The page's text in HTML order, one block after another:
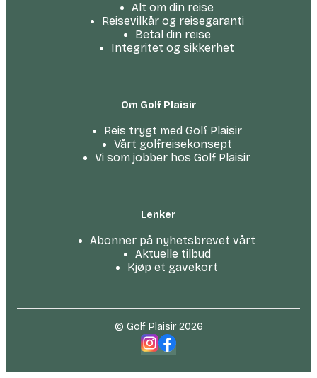
Alt om din reise
Reisevilkår og reisegaranti
Betal din reise
Integritet og sikkerhet
Om Golf Plaisir
Reis trygt med Golf Plaisir
Vårt golfreise­konsept
Vi som jobber hos Golf Plaisir
Lenker
Abonner på nyhetsbrevet vårt
Aktuelle tilbud
Kjøp et gavekort
© Golf Plaisir 2026